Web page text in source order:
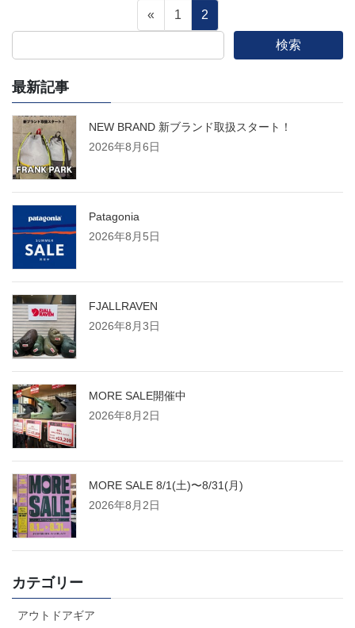
稿
の
ペ
ー
ジ
送
り
«
固
定
1
固
定
2
検索
最新記事
NEW BRAND 新ブランド取扱スタート！
2026年8月6日
Patagonia
2026年8月5日
FJALLRAVEN
2026年8月3日
MORE SALE開催中
2026年8月2日
MORE SALE 8/1(土)〜8/31(月)
2026年8月2日
カテゴリー
アウトドアギア